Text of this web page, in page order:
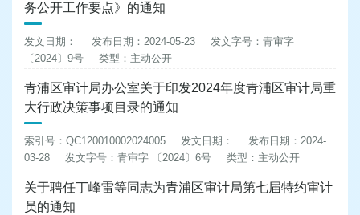
务公开工作要点》的通知
发文日期： 发布日期：2024-05-23
发文字号：青审字
〔2024〕9号
类型：主动公开
青浦区审计局办公室关于印发2024年度青浦区审计局重
大行政决策事项目录的通知
索引号：QC120010002024005 发文日期：
发布日期：2024-
03-28
发文字号：青审字 〔2024〕6号 类型：主动公开
关于聘任丁峰雷等同志为青浦区审计局第七届特约审计
员的通知